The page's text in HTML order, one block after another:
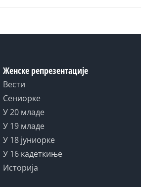
Женске репрезентације
Вести
Сениорке
У 20 младе
У 19 младе
У 18 јуниорке
У 16 кадеткиње
Историја